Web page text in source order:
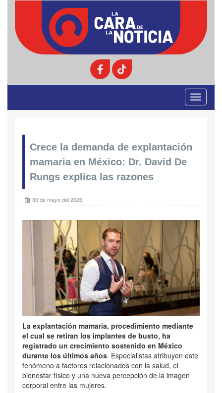
Toggle
Crece la demanda de explantación
mamaria en México: Dr. David De
Rungs explica las razones
30 de mayo del 2026
La explantación mamaria, procedimiento mediante
el cual se retiran los implantes de busto, ha
registrado un crecimiento sostenido en México
durante los últimos años. Especialistas atribuyen este
fenómeno a factores relacionados con la salud, el
bienestar físico y una nueva percepción de la imagen
corporal entre las mujeres.